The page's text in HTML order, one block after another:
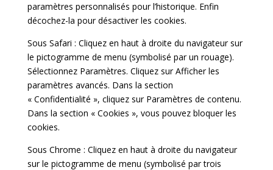
paramètres personnalisés pour l’historique. Enfin
décochez-la pour désactiver les cookies.
Sous Safari : Cliquez en haut à droite du navigateur sur
le pictogramme de menu (symbolisé par un rouage).
Sélectionnez Paramètres. Cliquez sur Afficher les
paramètres avancés. Dans la section
« Confidentialité », cliquez sur Paramètres de contenu.
Dans la section « Cookies », vous pouvez bloquer les
cookies.
Sous Chrome : Cliquez en haut à droite du navigateur
sur le pictogramme de menu (symbolisé par trois